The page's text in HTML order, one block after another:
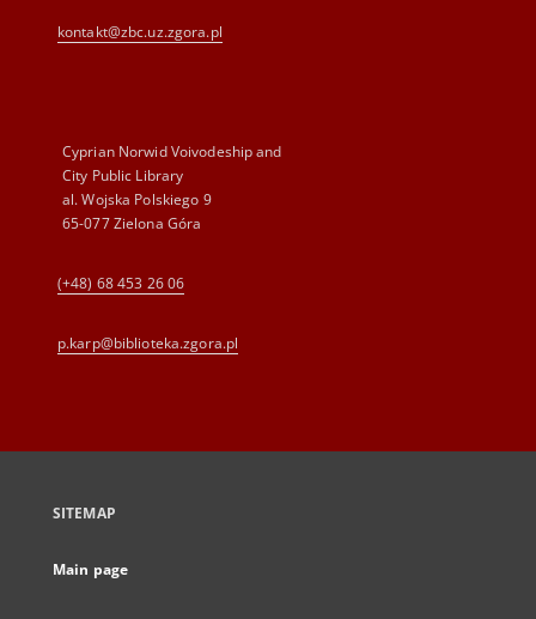
kontakt@zbc.uz.zgora.pl
Cyprian Norwid Voivodeship and
City Public Library
al. Wojska Polskiego 9
65-077 Zielona Góra
(+48) 68 453 26 06
p.karp@biblioteka.zgora.pl
SITEMAP
Main page